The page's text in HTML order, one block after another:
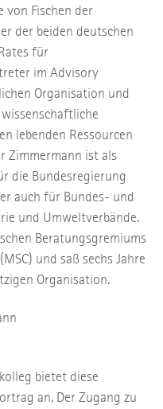
Fischen der
der beiden deutschen
für
im Advisory
Organisation und
lebenden Ressourcen
Zimmermann ist als
die Bundesregierung
auch für Bundes- und
und Umweltverbände.
Beratungsgremiums
und saß sechs Jahre
Organisation.
bietet diese
an. Der Zugang zu